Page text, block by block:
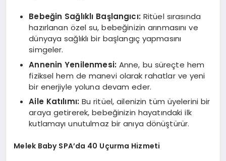
Bebeğin Sağlıklı Başlangıcı: Ritüel sırasında
hazırlanan özel su, bebeğinizin arınmasını ve
dünyaya sağlıklı bir başlangıç yapmasını
simgeler.
Annenin Yenilenmesi: Anne, bu süreçte hem
fiziksel hem de manevi olarak rahatlar ve yeni
bir enerjiyle yoluna devam eder.
Aile Katılımı: Bu ritüel, ailenizin tüm üyelerini bir
araya getirerek, bebeğinizin hayatındaki ilk
kutlamayı unutulmaz bir anıya dönüştürür.
Melek Baby SPA’da 40 Uçurma Hizmeti